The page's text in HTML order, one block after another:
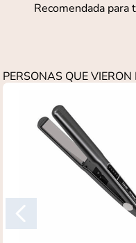
Recomendada
PERSONAS QUE